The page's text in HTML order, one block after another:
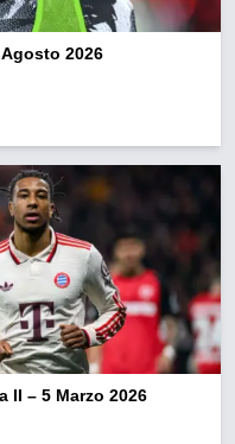
2026
II – 5 Marzo 2026